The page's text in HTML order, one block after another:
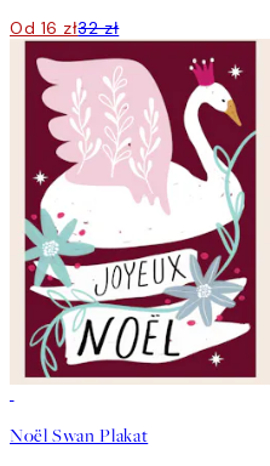
Od 16 zł32 zł
Noël Swan Plakat